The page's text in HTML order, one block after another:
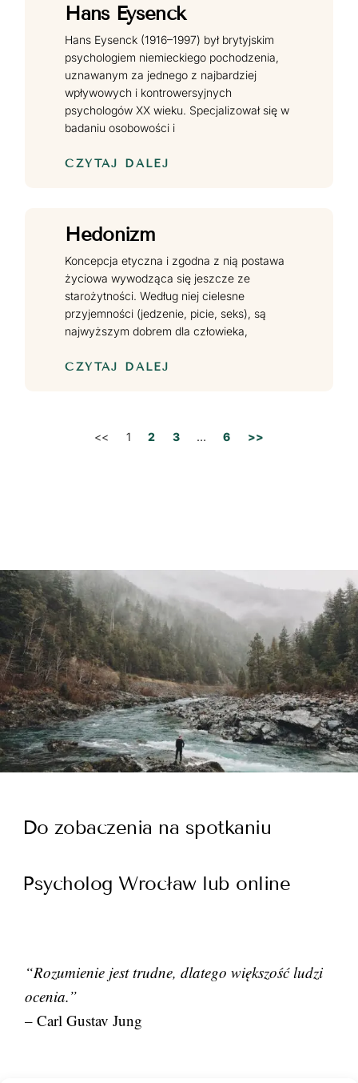
Hans Eysenck
Hans Eysenck (1916–1997) był brytyjskim
psychologiem niemieckiego pochodzenia,
uznawanym za jednego z najbardziej
wpływowych i kontrowersyjnych
psychologów XX wieku. Specjalizował się w
badaniu osobowości i
CZYTAJ DALEJ
Hedonizm
Koncepcja etyczna i zgodna z nią postawa
życiowa wywodząca się jeszcze ze
starożytności. Według niej cielesne
przyjemności (jedzenie, picie, seks), są
najwyższym dobrem dla człowieka,
CZYTAJ DALEJ
<< 1 2 3 … 6 >>
Do zobaczenia na spotkaniu
Psycholog Wrocław lub online
“Rozumienie jest trudne, dlatego większość ludzi
ocenia.”
– Carl Gustav Jung